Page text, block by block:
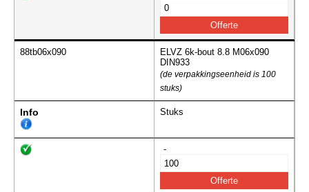
88tb06x090
ELVZ 6k-bout 8.8 M06x090
DIN933
(de verpakkingseenheid is 100
stuks)
Info Stuks
-